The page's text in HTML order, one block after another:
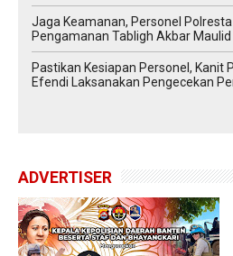
Jaga Keamanan, Personel
Pengamanan Tabligh Akbar
Pastikan Kesiapan Personel, Kanit
Efendi Laksanakan Pengecekan
ADVERTISER